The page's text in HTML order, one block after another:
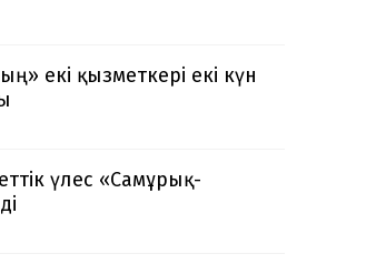
екі қызметкері екі күн
үлес «Самұрық-